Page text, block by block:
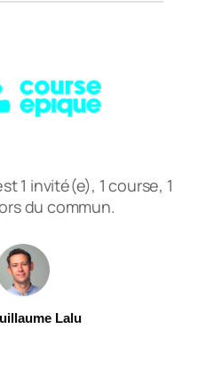
1 invité(e), 1 course, 1
du commun.
Lalu